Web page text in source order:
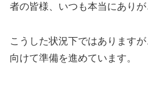
者の皆様、いつも本当にありが
こうした状況下ではあります
向けて準備を進めています。